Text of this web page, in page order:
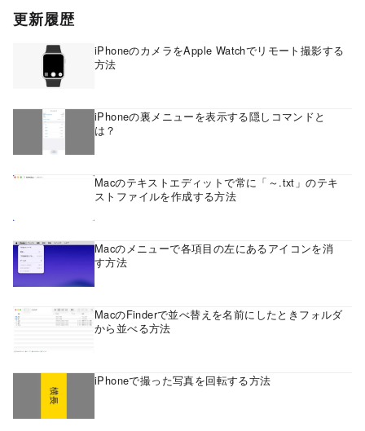
更新履歴
iPhoneのカメラをApple Watchでリモート撮影する
方法
iPhoneの裏メニューを表示する隠しコマンドと
は？
Macのテキストエディットで常に「～.txt」のテキ
ストファイルを作成する方法
Macのメニューで各項目の左にあるアイコンを消
す方法
MacのFinderで並べ替えを名前にしたときフォルダ
から並べる方法
iPhoneで撮った写真を回転する方法